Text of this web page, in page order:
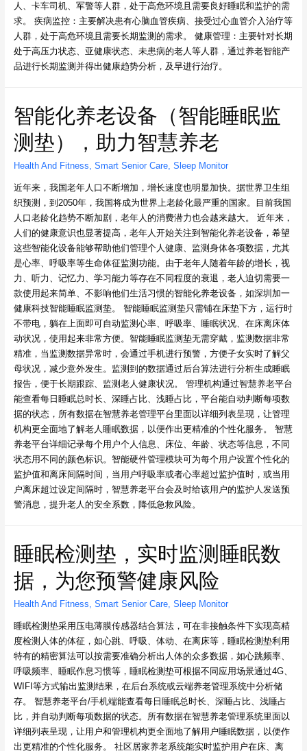
人、卡车司机、军警等人群，处于高危环境且需要良好睡眠和监护的需
求。 疾病监控：主要解决患有心脑血管疾病、接受过心血管介入治疗等
人群，处于高危环境且需要长期监测的需求。 健康管理：主要针对长期
处于高压力状态、亚健康状态、未患病的老人等人群，通过养老智能产
品进行长期监测并得出健康趋势分析，及早进行治疗。
智能化养老设备（智能睡眠监
测垫），助力智慧养老
Health And Fitness Smart Senior Care, Sleep Monitor
近年来，我国老年人口不断增加，增长速度也明显加快。据世界卫生组
织预测，到2050年，我国将成为世界上老龄化最严重的国家。目前我国
人口老龄化趋势不断加剧，老年人的消费潜力也会越来越大。 近年来，
人们的健康意识也显著提高，老年人开始关注到智能化养老设备，希望
这些智能化设备能够帮助他们管理个人健康、监测身体各项数据，尤其
是心率、呼吸率等生命体征监测功能。由于老年人随着年龄的增长，视
力、听力、记忆力、学习能力等存在不同程度的衰退，老人迫切需要一
款使用起来简单、不影响他们生活习惯的智能化养老设备，如深圳加一
健康科技智能睡眠监测垫。 智能睡眠监测垫只需铺在床垫下方，运行时
不带电，躺在上面即可自动监测心率、呼吸率、睡眠状况、在床离床体
动状况，使用起来非常方便。智能睡眠监测垫无需穿戴，监测数据非常
精准，当监测数据异常时，会通过手机进行预警，方便子女实时了解父
母状况，减少意外发生。监测到的数据通过后台算法进行分析生成睡眠
报告，便于长期跟踪、监测老人健康状况。 管理机构通过智慧养老平台
能查看每日睡眠总时长、深睡占比、浅睡占比，平台能自动判断每项数
据的状态，所有数据在智慧养老管理平台里面以详细列表呈现，让管理
机构更全面地了解老人睡眠数据，以便作出更精准的个性化服务。 智慧
养老平台详细记录每个用户个人信息、床位、年龄、状态等信息，不同
状态用不同的颜色标识。智能硬件管理模块可为每个用户设置个性化的
监护值和离床间隔时间，当用户呼吸率或者心率超过监护值时，或当用
户离床超过设定间隔时，智慧养老平台会及时给该用户的监护人发送预
警消息，提升老人的安全系数，降低急救风险。
睡眠检测垫，实时监测睡眠数
据，为您预警健康风险
Health And Fitness Smart Senior Care, Sleep Monitor
睡眠检测垫采用压电薄膜传感器结合算法，可在非接触条件下实现高精
度检测人体的体征，如心跳、呼吸、体动、在离床等，睡眠检测垫利用
特有的精密算法可以按需要准确分析出人体的众多数据，如心跳频率、
呼吸频率、睡眠作息习惯等，睡眠检测垫可根据不同应用场景通过4G、
WIFI等方式输出监测结果，在后台系统或云端养老管理系统中分析储
存。 智慧养老平台/手机端能查看每日睡眠总时长、深睡占比、浅睡占
比，并自动判断每项数据的状态。所有数据在智慧养老管理系统里面以
详细列表呈现，让用户和管理机构更全面地了解用户睡眠数据，以便作
出更精准的个性化服务。 社区居家养老系统能实时监护用户在床、离